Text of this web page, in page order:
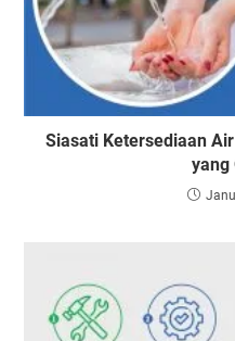
Siasati Ketersediaan
yang